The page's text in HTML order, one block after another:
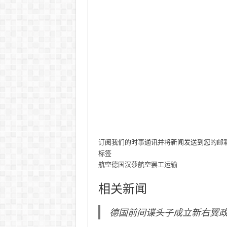
订阅我们的时事通讯并将新闻发送到您的邮
标签
航空德国汉莎航空罢工运输
相关新闻
德国前间谍头子成立新右翼